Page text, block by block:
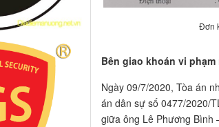
Đơn
Bên giao khoán vi
Ngày 09/7/2020, Tòa án
án dân sự số 0477/2020/
giữa ông Lê Phương Bình